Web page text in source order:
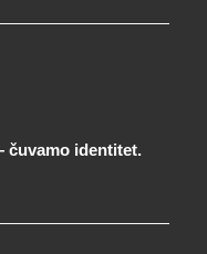
čuvamo identitet.